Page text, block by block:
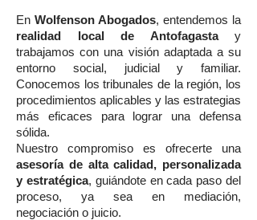
En Wolfenson Abogados, entendemos la
realidad local de Antofagastay
trabajamos con una visión adaptada a su
entorno social, judicial y familiar.
Conocemos los tribunales de la región, los
procedimientos aplicables y las estrategias
más eficaces para lograr una defensa
sólida.
Nuestro compromiso es ofrecerte una
asesoría de alta calidad, personalizada
y estratégica, guiándote en cada paso del
proceso, ya sea en mediación,
negociación o juicio.